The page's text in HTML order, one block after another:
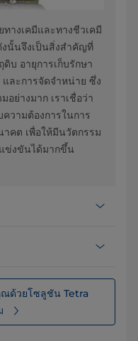
างเคมีและทางชีวเคมี
งนั้นจึงเป็นสิ่งสำคัญที่
บ อายุการเก็บรักษา
ละการจัดจำหน่าย ซึ่ง
ย่างมาก เราเชื่อว่า
วามต้องการในการ
คต เพื่อให้มีนวัตกรรม
ข่งขันได้มากขึ้น
ด้วยโซลูชัน Tetra